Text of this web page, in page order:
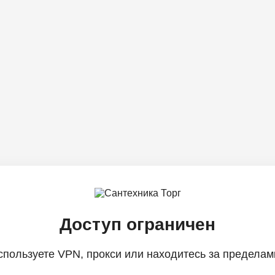
Доступ ограничен
VPN, прокси или находитесь за